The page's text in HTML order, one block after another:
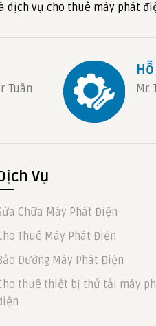
dịch vụ cho thuê máy phát
Tuân
Mr.
Vụ
Chữa Máy Phát Điện
Thuê Máy Phát Điện
Dưỡng Máy Phát Điện
thuê thiết bị thử tải máy